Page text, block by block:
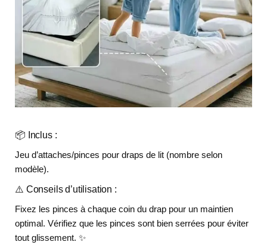
📦 Inclus :
Jeu d’attaches/pinces pour draps de lit (nombre selon
modèle).
⚠️ Conseils d’utilisation :
Fixez les pinces à chaque coin du drap pour un maintien
optimal. Vérifiez que les pinces sont bien serrées pour éviter
tout glissement. ✨